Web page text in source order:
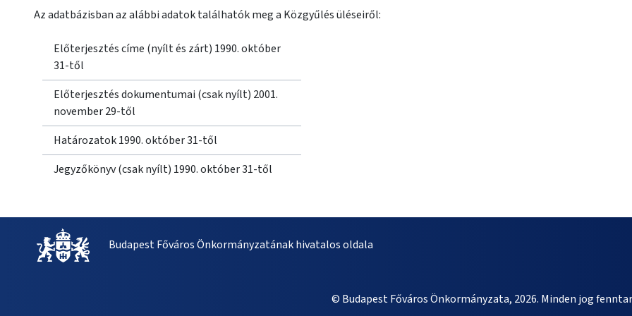
Az adatbázisban az alábbi adatok találhatók meg a Közgyűlés üléseiről:
Előterjesztés címe (nyílt és zárt) 1990. október
31-től
Előterjesztés dokumentumai (csak nyílt) 2001.
november 29-től
Határozatok 1990. október 31-től
Jegyzőkönyv (csak nyílt) 1990. október 31-től
Budapest Főváros Önkormányzatának hivatalos oldala
© Budapest Főváros Önkormányzata, 2026. Minden jog